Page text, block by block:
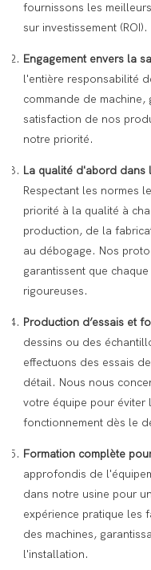
fournissons les
sur investissement (ROI).
Engagement envers la
l'entière responsabilité
commande de machine,
satisfaction de nos
notre priorité.
La qualité d'abord dans
Respectant les normes
priorité à la qualité à
production, de la
au débogage. Nos
garantissent que
rigoureuses.
Production d’essais et
dessins ou des
effectuons des essais
détail. Nous nous
votre équipe pour éviter
fonctionnement dès le
Formation complète
approfondis de
dans notre usine pour
expérience pratique les
des machines,
l'installation.